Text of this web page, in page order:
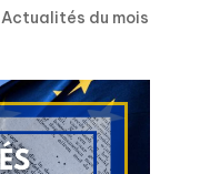
Actualités du mois